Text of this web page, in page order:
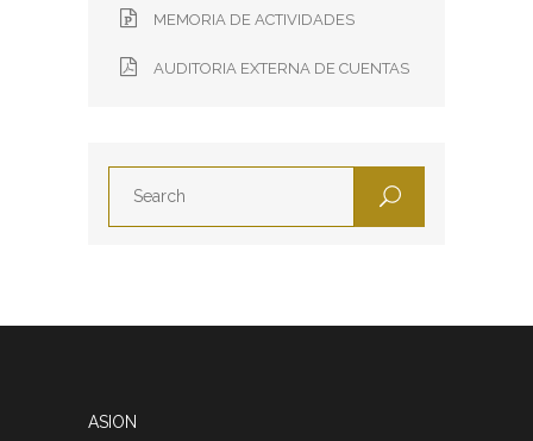
MEMORIA DE ACTIVIDADES
AUDITORIA EXTERNA DE CUENTAS
ASION